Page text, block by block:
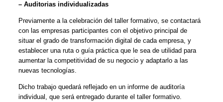
– Auditorias individualizadas
Previamente a la celebración del taller formativo, se contactará
con las empresas participantes con el objetivo principal de
situar el grado de transformación digital de cada empresa, y
establecer una ruta o guía práctica que le sea de utilidad para
aumentar la competitividad de su negocio y adaptarlo a las
nuevas tecnologías.
Dicho trabajo quedará reflejado en un informe de auditoría
individual, que será entregado durante el taller formativo.